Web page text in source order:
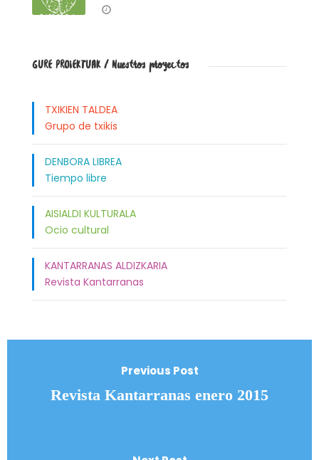
GURE PROIEKTUAK / Nuestros proyectos
TXIKIEN TALDEA
Grupo de txikis
DENBORA LIBREA
Tiempo libre
AISIALDI KULTURALA
Ocio cultural
KANTARRANAS ALDIZKARIA
Revista Kantarranas
Previous Post
Revista Kantarranas enero 2015